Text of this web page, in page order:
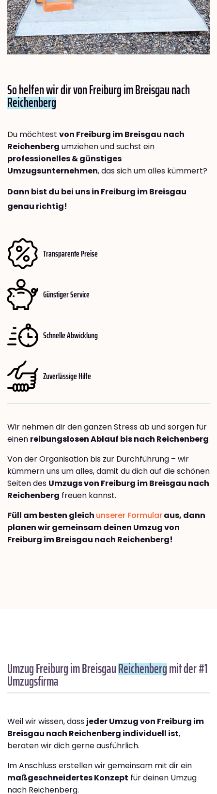
So helfen wir dir von Freiburg im Breisgau nach
Reichenberg
Du möchtest von Freiburg im Breisgau nach
Reichenberg umziehen und suchst ein
professionelles & günstiges
Umzugsunternehmen, das sich um alles kümmert?
Dann bist du bei uns in Freiburg im Breisgau
genau richtig!
Transparente Preise
Günstiger Service
Schnelle Abwicklung
Zuverlässige Hilfe
Wir nehmen dir den ganzen Stress ab und sorgen für
einen reibungslosen Ablauf bis nach Reichenberg
Von der Organisation bis zur Durchführung – wir
kümmern uns um alles, damit du dich auf die schönen
Seiten des Umzugs von Freiburg im Breisgau nach
Reichenberg freuen kannst.
Füll am besten gleich unserer Formularaus, dann
planen wir gemeinsam deinen Umzug von
Freiburg im Breisgau nach Reichenberg!
Umzug Freiburg im BreisgauReichenbergmit der #1
Umzugsfirma
Weil wir wissen, dass jeder Umzug von Freiburg im
Breisgau nach Reichenberg individuell ist,
beraten wir dich gerne ausführlich.
Im Anschluss erstellen wir gemeinsam mit dir ein
maßgeschneidertes Konzept für deinen Umzug
nach Reichenberg.